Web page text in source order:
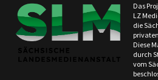
Das
LZ
die
Diese
durch
vom